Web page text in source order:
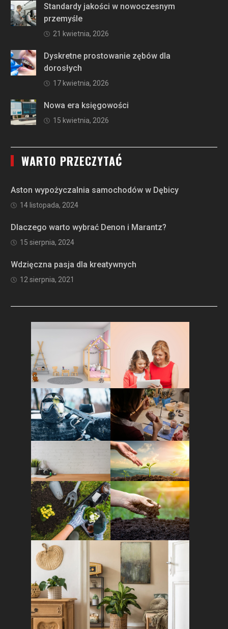
Standardy jakości w nowoczesnym
przemyśle
21 kwietnia, 2026
Dyskretne prostowanie zębów dla
dorosłych
17 kwietnia, 2026
Nowa era księgowości
15 kwietnia, 2026
WARTO PRZECZYTAĆ
Aston wypożyczalnia samochodów w Dębicy
14 listopada, 2024
Dlaczego warto wybrać Denon i Marantz?
15 sierpnia, 2024
Wdzięczna pasja dla kreatywnych
12 sierpnia, 2021